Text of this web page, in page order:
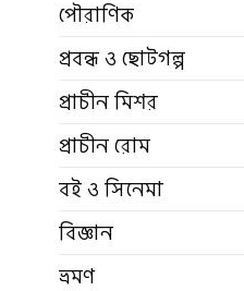
পৌরাণিক
প্রবন্ধ ও ছোটগল্প
প্রাচীন মিশর
প্রাচীন রোম
বই ও সিনেমা
বিজ্ঞান
ভ্রমণ